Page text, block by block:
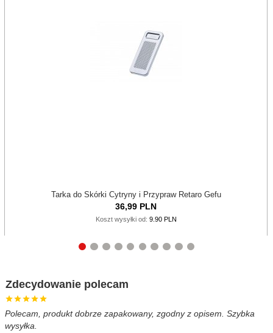
Tarka do Skórki Cytryny i Przypraw Retaro Gefu
36,99 PLN
Koszt wysyłki od: 9.90 PLN
Zdecydowanie polecam
Polecam, produkt dobrze zapakowany, zgodny z opisem. Szybka
wysyłka.